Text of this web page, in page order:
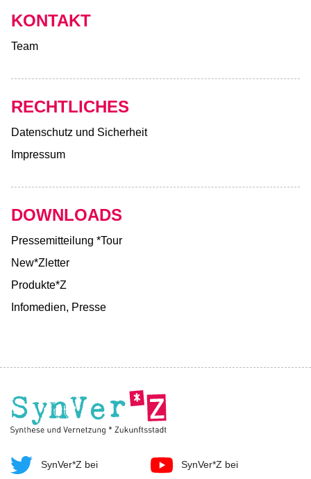
KONTAKT
Team
RECHTLICHES
Datenschutz und Sicherheit
Impressum
DOWNLOADS
Pressemitteilung *Tour
New*Zletter
Produkte*Z
Infomedien, Presse
SynVer*Z bei
SynVer*Z bei